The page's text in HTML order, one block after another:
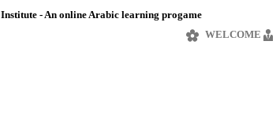
- An online Arabic learning progame
WELCOME